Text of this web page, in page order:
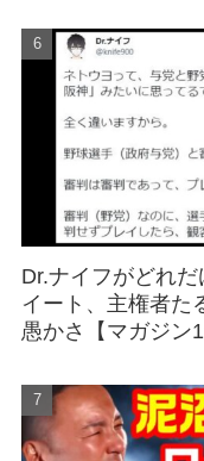
Dr.ナイフがどれ
イート、主権者た
愚かさ【マガジン